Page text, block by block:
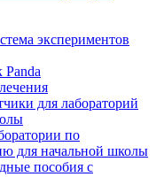
экспериментов
Panda
для лабораторий
по
для начальной школы
пособия с